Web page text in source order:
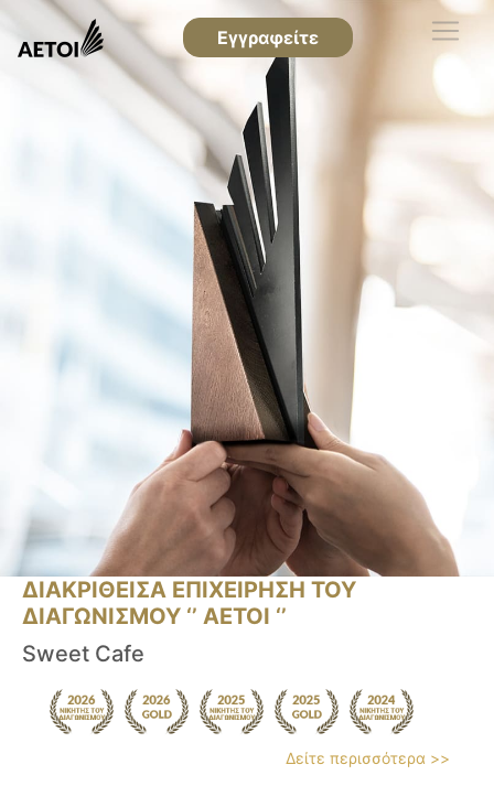
Εγγραφείτε
ΔΙΑΚΡΙΘΕΙΣΑ ΕΠΙΧΕΙΡΗΣΗ ΤΟΥ
ΔΙΑΓΩΝΙΣΜΟΥ ‘’ ΑΕΤΟΙ ‘’
Sweet Cafe
Δείτε περισσότερα >>